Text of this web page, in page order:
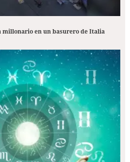
en un basurero de Italia